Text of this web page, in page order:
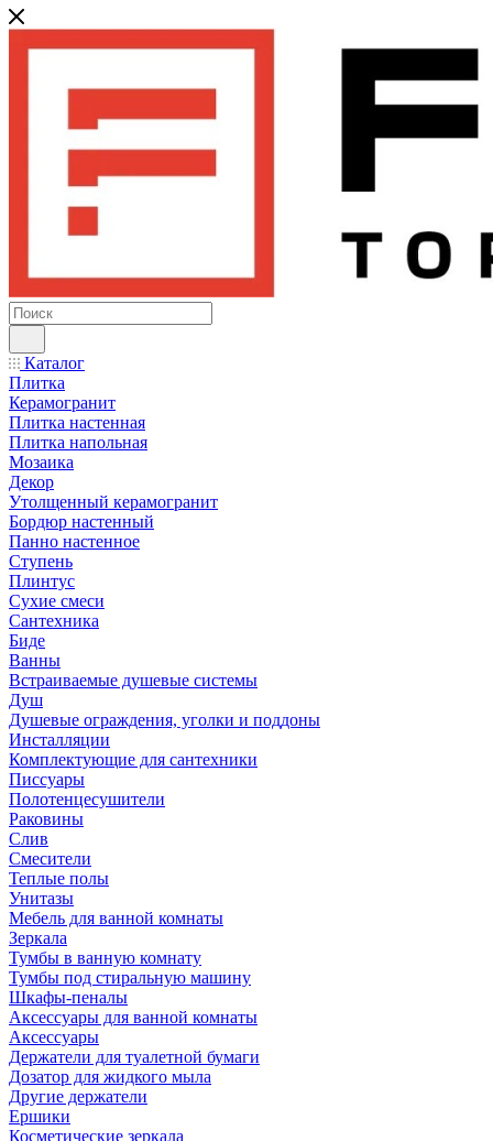
Каталог
Плитка
Керамогранит
Плитка настенная
Плитка напольная
Мозаика
Декор
Утолщенный керамогранит
Бордюр настенный
Панно настенное
Ступень
Плинтус
Сухие смеси
Сантехника
Биде
Ванны
Встраиваемые душевые системы
Душ
Душевые ограждения, уголки и поддоны
Инсталляции
Комплектующие для сантехники
Писсуары
Полотенцесушители
Раковины
Слив
Смесители
Теплые полы
Унитазы
Мебель для ванной комнаты
Зеркала
Тумбы в ванную комнату
Тумбы под стиральную машину
Шкафы-пеналы
Аксессуары для ванной комнаты
Аксессуары
Держатели для туалетной бумаги
Дозатор для жидкого мыла
Другие держатели
Ершики
Косметические зеркала